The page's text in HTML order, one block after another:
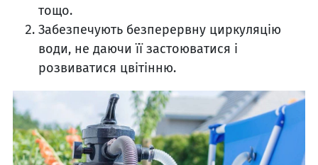
тощо.
Забезпечують безперервну циркуляцію
води, не даючи її застоюватися і
розвиватися цвітінню.